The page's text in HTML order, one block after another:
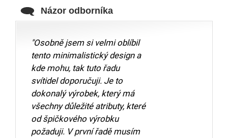
Názor odborníka
"Osobně jsem si velmi oblíbil
tento minimalistický design a
kde mohu, tak tuto řadu
svítidel doporučuji. Je to
dokonalý výrobek, který má
všechny důležité atributy, které
od špičkového výrobku
požaduji. V první řadě musím